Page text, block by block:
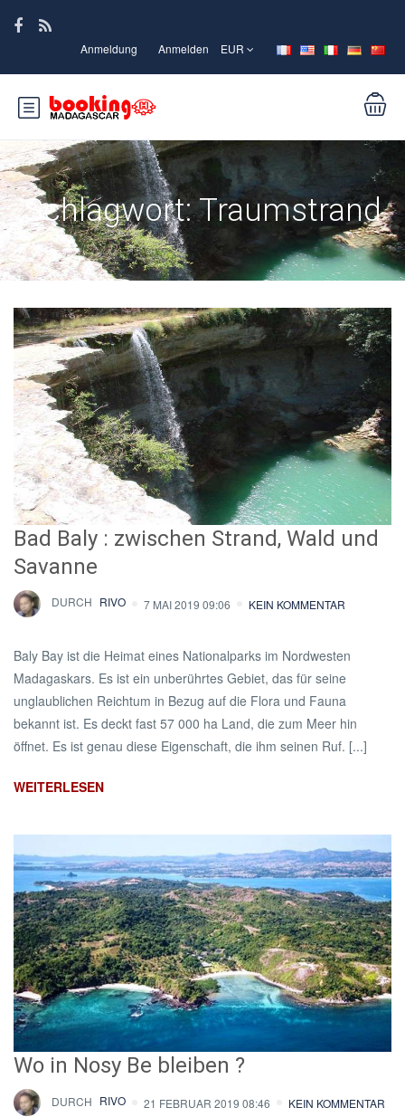
Anmeldung Anmelden EUR
Schlagwort:Traumstrand
Bad Baly : zwischen Strand, Wald und
Savanne
DURCH RIVO 7 MAI 2019 09:06 KEIN KOMMENTAR
Baly Bay ist die Heimat eines Nationalparks im Nordwesten
Madagaskars. Es ist ein unberührtes Gebiet, das für seine
unglaublichen Reichtum in Bezug auf die Flora und Fauna
bekannt ist. Es deckt fast 57 000 ha Land, die zum Meer hin
öffnet. Es ist genau diese Eigenschaft, die ihm seinen Ruf. [...]
WEITERLESEN
Wo in Nosy Be bleiben ?
DURCH RIVO 21 FEBRUAR 2019 08:46 KEIN KOMMENTAR